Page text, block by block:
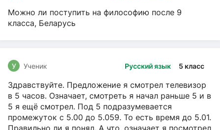
Можно ли поступить на философию после 9
класса, Беларусь
Русский язык 5 класс
У Ученик
Здравствуйте. Предложение я смотрел телевизор
в 5 часов. Означает, смотреть я начал раньше 5 и в
5 я ещё смотрел. Под 5 подразумевается
промежуток с 5.00 до 5.059. То есть время до 5.01.
Правильно ли я понял. А что, означает я посмотрел